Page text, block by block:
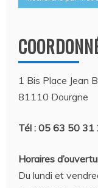
1 Bis Place Jean
81110 Dourgne
Tél : 05 63 50 31
Horaires
Du lundi et